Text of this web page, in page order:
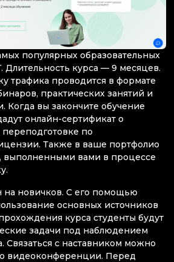
популярных образовательных
курса — 9 месяцев.
трафика проводится в формате
практических занятий и
Когда вы закончите обучение
онлайн-сертификат о
по
Также в ваше портфолио
выполненными вами в процессе
на новичков. С его помощью
основных источников
курса студенты будут
задачи под наблюдением
Связаться с наставником можно
видеоконференции. Перед